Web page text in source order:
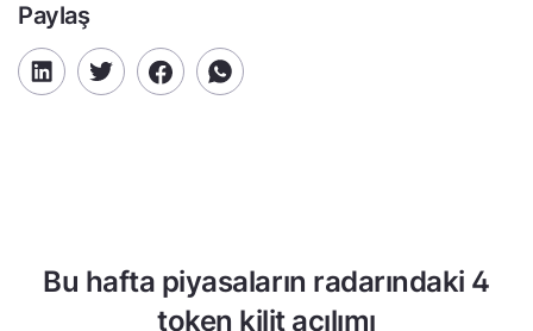
Paylaş
Bu hafta piyasaların radarındaki 4
token kilit açılımı